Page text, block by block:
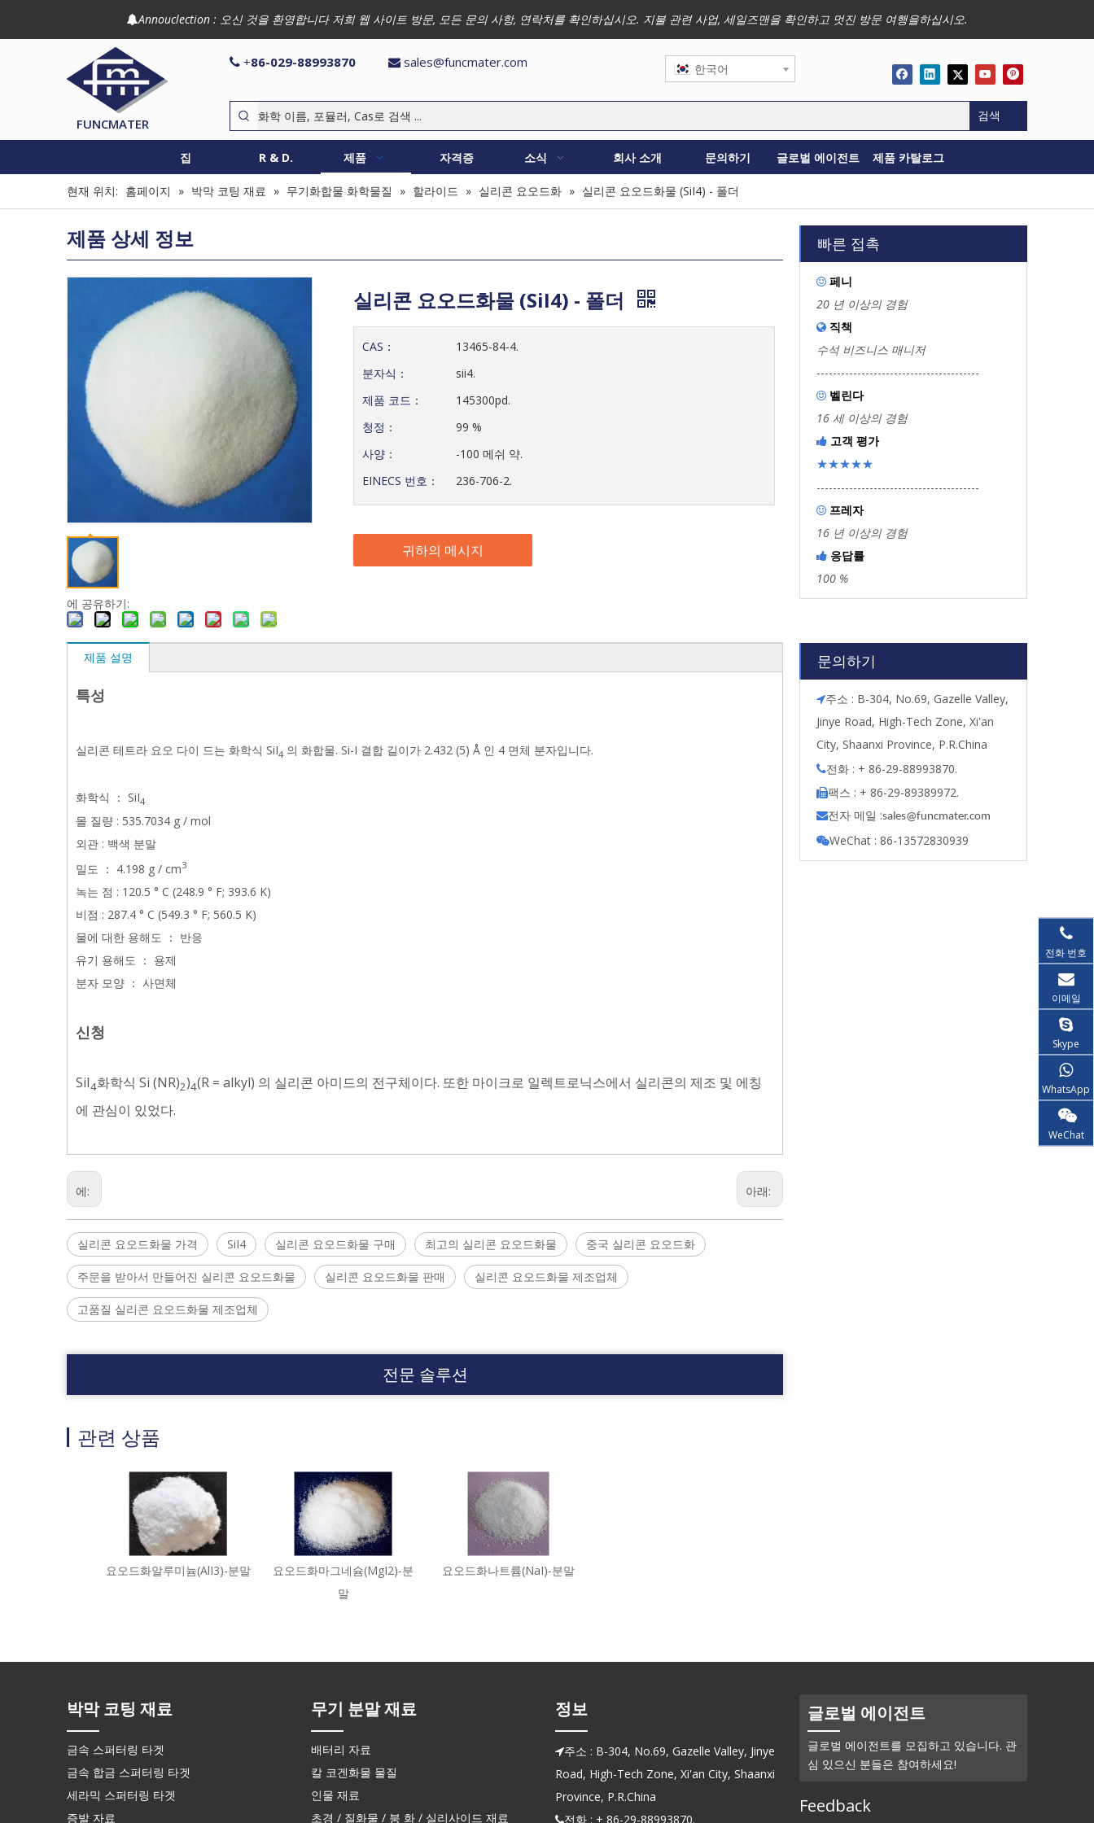
Annouclection : 오신 것을 환영합니다 저희 웹 사이트 방문, 모든 문의 사항, 연락처를 확인하십시오. 지불 관련 사업, 세일즈맨을 확인하고 멋진 방문 여행을하십시오.
FUNCMATER
 +86-029-88993870  sales@funcmater.com 한국어
검색
집 R & D. 제품 자격증 소식 회사 소개 문의하기 글로벌 에이전트 제품 카탈로그
현재 위치: 홈페이지 » 박막 코팅 재료 » 무기화합물 화학물질 » 할라이드 » 실리콘 요오드화 » 실리콘 요오드화물 (SiI4) - 폴더
제품 상세 정보
에 공유하기:
실리콘 요오드화물 (SiI4) - 폴더
CAS：
13465-84-4.
분자식：
sii4.
제품 코드：
145300pd.
청정：
99 %
사양：
-100 메쉬 약.
EINECS 번호：
236-706-2.
귀하의 메시지
제품 설명
특성
실리콘 테트라 요오 다이 드는 화학식 SiI4 의 화합물. Si-I 결합 길이가 2.432 (5) Å 인 4 면체 분자입니다.
화학식 ： SiI4
몰 질량 : 535.7034 g / mol
외관 : 백색 분말
밀도 ： 4.198 g / cm3
녹는 점 : 120.5 ° C (248.9 ° F; 393.6 K)
비점 : 287.4 ° C (549.3 ° F; 560.5 K)
물에 대한 용해도 ： 반응
유기 용해도 ： 용제
분자 모양 ： 사면체
신청
SiI4화학식 Si (NR)2)4(R = alkyl) 의 실리콘 아미드의 전구체이다. 또한 마이크로 일렉트로닉스에서 실리콘의 제조 및 에칭
에 관심이 있었다.
에: 아래:
실리콘 요오드화물 가격 SiI4 실리콘 요오드화물 구매 최고의 실리콘 요오드화물 중국 실리콘 요오드화
주문을 받아서 만들어진 실리콘 요오드화물 실리콘 요오드화물 판매 실리콘 요오드화물 제조업체
고품질 실리콘 요오드화물 제조업체
전문 솔루션
관련 상품
요오드화알루미늄(AlI3)-분말
요오드화마그네슘(MgI2)-분
말
요오드화나트륨(NaI)-분말
빠른 접촉
 페니
20 년 이상의 경험
 직책
수석 비즈니스 매니저
----------------------------------------
 벨린다
16 세 이상의 경험
 고객 평가
★★★★★
----------------------------------------
 프레자
16 년 이상의 경험
 응답률
100 %
문의하기
주소 : B-304, No.69, Gazelle Valley,
Jinye Road, High-Tech Zone, Xi'an
City, Shaanxi Province, P.R.China
전화 : + 86-29-88993870.
팩스 : + 86-29-89389972.
전자 메일 :sales@funcmater.com
WeChat : 86-13572830939
박막 코팅 재료
금속 스퍼터링 타겟
금속 합금 스퍼터링 타겟
세라믹 스퍼터링 타겟
증발 자료
전화 번호
이메일
Skype
WhatsApp
WeChat
무기 분말 재료
배터리 자료
칼 코겐화물 물질
인물 재료
초경 / 질화물 / 붕 화 / 실리사이드 재료
정보
주소 : B-304, No.69, Gazelle Valley, Jinye
Road, High-Tech Zone, Xi'an City, Shaanxi
Province, P.R.China
전화 : + 86-29-88993870.
글로벌 에이전트
글로벌 에이전트를 모집하고 있습니다. 관
심 있으신 분들은 참여하세요!
Feedback